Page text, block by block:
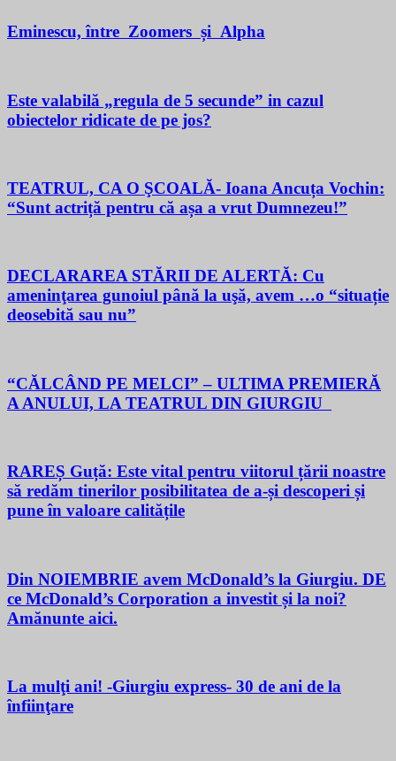
Eminescu, între Zoomers și Alpha
Este valabilă „regula de 5 secunde” in cazul
obiectelor ridicate de pe jos?
TEATRUL, CA O ŞCOALĂ- Ioana Ancuța Vochin:
“Sunt actriță pentru că așa a vrut Dumnezeu!”
DECLARAREA STĂRII DE ALERTĂ: Cu
ameninţarea gunoiul până la uşă, avem …o “situație
deosebită sau nu”
“CĂLCÂND PE MELCI” – ULTIMA PREMIERĂ
A ANULUI, LA TEATRUL DIN GIURGIU
RAREȘ Guță: Este vital pentru viitorul țării noastre
să redăm tinerilor posibilitatea de a-și descoperi și
pune în valoare calitățile
Din NOIEMBRIE avem McDonald’s la Giurgiu. DE
ce McDonald’s Corporation a investit și la noi?
Amănunte aici.
La mulţi ani! -Giurgiu express- 30 de ani de la
înfiinţare